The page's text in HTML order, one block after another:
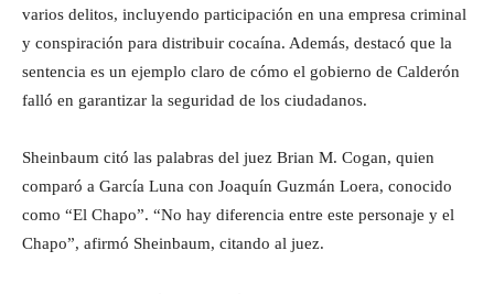
varios delitos, incluyendo participación en una empresa criminal
y conspiración para distribuir cocaína. Además, destacó que la
sentencia es un ejemplo claro de cómo el gobierno de Calderón
falló en garantizar la seguridad de los ciudadanos.
Sheinbaum citó las palabras del juez Brian M. Cogan, quien
comparó a García Luna con Joaquín Guzmán Loera, conocido
como “El Chapo”. “No hay diferencia entre este personaje y el
Chapo”, afirmó Sheinbaum, citando al juez.